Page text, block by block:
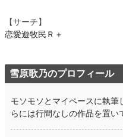
【サーチ】
恋愛遊牧民Ｒ＋
雪原歌乃のプロフィール
モソモソとマイペースに執筆
らには行間なしの作品を置い